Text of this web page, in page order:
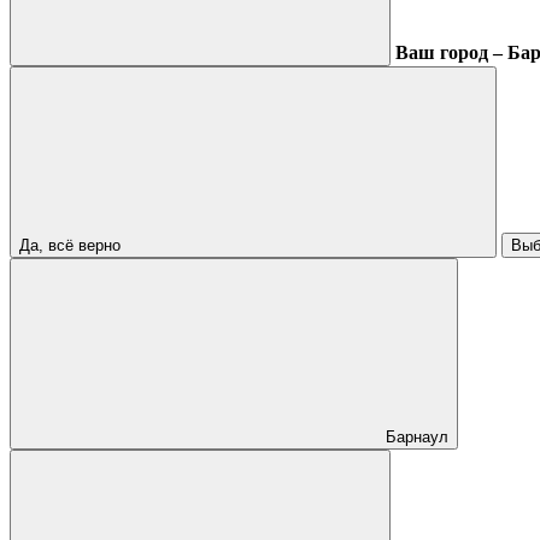
Ваш город –
Да, всё верно
Барнаул